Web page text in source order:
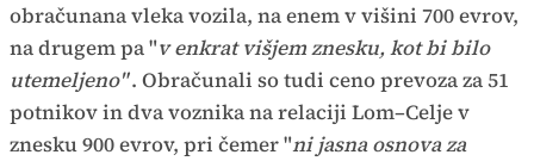
obračunana vleka vozila, na enem v višini 700 evrov,
na drugem pa "v enkrat višjem znesku, kot bi bilo
utemeljeno". Obračunali so tudi ceno prevoza za 51
potnikov in dva voznika na relaciji Lom–Celje v
znesku 900 evrov, pri čemer "ni jasna osnova za